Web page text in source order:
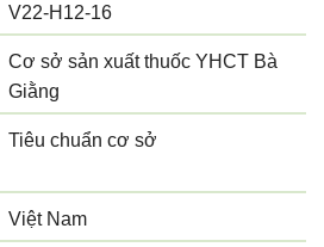
V22-H12-16
Cơ sở sản xuất thuốc YHCT Bà
Giằng
Tiêu chuẩn cơ sở
Việt Nam